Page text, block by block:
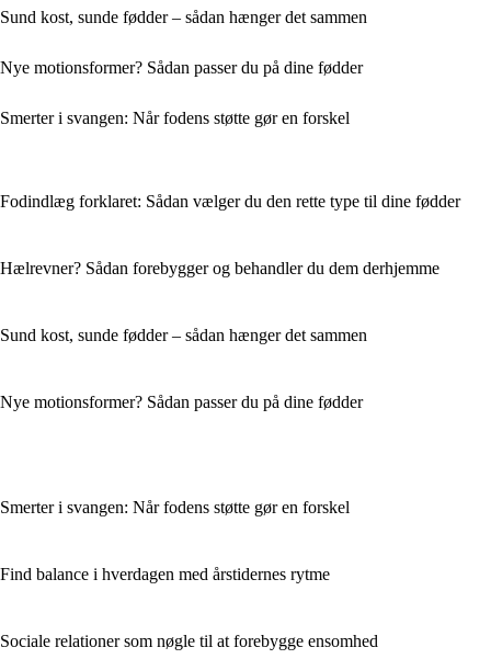
Sund kost, sunde fødder – sådan hænger det sammen
Nye motionsformer? Sådan passer du på dine fødder
Smerter i svangen: Når fodens støtte gør en forskel
Fodindlæg forklaret: Sådan vælger du den rette type til dine fødder
Hælrevner? Sådan forebygger og behandler du dem derhjemme
Sund kost, sunde fødder – sådan hænger det sammen
Nye motionsformer? Sådan passer du på dine fødder
Smerter i svangen: Når fodens støtte gør en forskel
Find balance i hverdagen med årstidernes rytme
Sociale relationer som nøgle til at forebygge ensomhed